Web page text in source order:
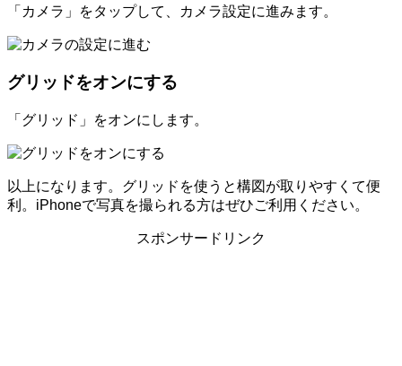
「カメラ」をタップして、カメラ設定に進みます。
グリッドをオンにする
「グリッド」をオンにします。
以上になります。グリッドを使うと構図が取りやすくて便
利。iPhoneで写真を撮られる方はぜひご利用ください。
スポンサードリンク